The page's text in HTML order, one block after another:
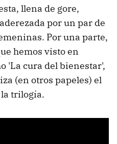
llena de gore,
por un par de
Por una parte,
hemos visto en
'La cura del bienestar',
(en otros papeles) el
trilogía.